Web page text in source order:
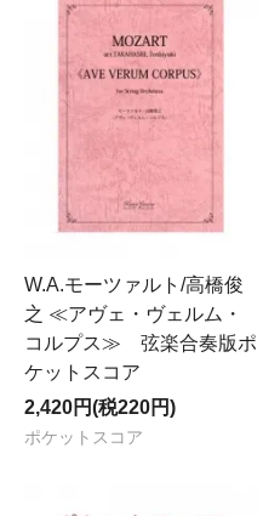
W.A.モーツァルト/高橋俊
之 ≪アヴェ・ヴェルム・
コルプス≫ 弦楽合奏版ポ
ケットスコア
2,420円(税220円)
ポケットスコア